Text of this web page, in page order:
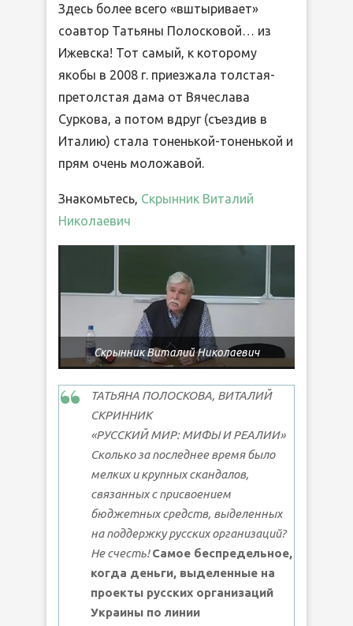
Здесь более всего «вштыривает»
соавтор Татьяны Полосковой… из
Ижевска! Тот самый, к которому
якобы в 2008 г. приезжала толстая-
претолстая дама от Вячеслава
Суркова, а потом вдруг (съездив в
Италию) стала тоненькой-тоненькой и
прям очень моложавой.
Знакомьтесь, Скрынник Виталий
Николаевич
Скрынник Виталий Николаевич
ТАТЬЯНА ПОЛОСКОВА, ВИТАЛИЙ
СКРИННИК
«РУССКИЙ МИР: МИФЫ И РЕАЛИИ»
Сколько за последнее время было
мелких и крупных скандалов,
связанных с присвоением
бюджетных средств, выделенных
на поддержку русских организаций?
Не счесть!Самое беспредельное,
когда деньги, выделенные на
проекты русских организаций
Украины по линии